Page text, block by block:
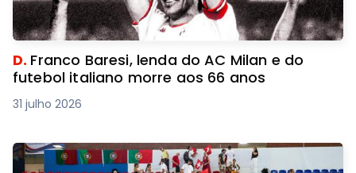
D. Franco Baresi, lenda do AC Milan e do
futebol italiano morre aos 66 anos
31 julho 2026